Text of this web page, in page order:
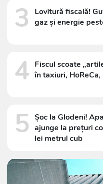
3
Lovitură fiscală!
gaz și energie
4 Fiscul scoate
în taxiuri,
5 Șoc la Glodeni!
ajunge la prețuri
lei metrul cub